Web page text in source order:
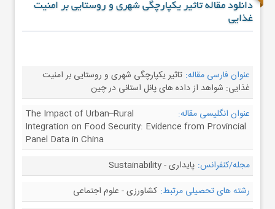
دانلود مقاله تاثیر یکپارچگی شهری و روستایی بر امنیت
غذایی
عنوان فارسی مقاله: تاثیر یکپارچگی شهری و روستایی بر امنیت
غذایی: شواهد از داده های پانل استانی در چین
عنوان انگلیسی مقاله:
The Impact of Urban–Rural
Integration on Food Security: Evidence from Provincial
Panel Data in China
مجله/کنفرانس: پایداری - Sustainability
رشته های تحصیلی مرتبط: کشاورزی - علوم اجتماعی